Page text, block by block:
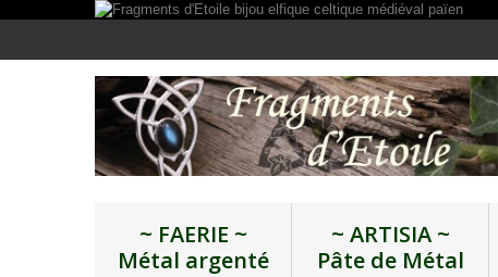
~ FAERIE ~
Métal argenté
~ ARTISIA ~
Pâte de Métal